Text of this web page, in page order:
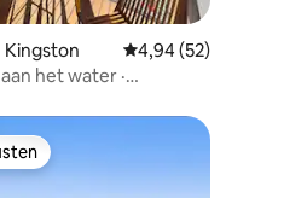
uit 5, 715 recensies
Gemiddelde
4,94 (52)
het water ·